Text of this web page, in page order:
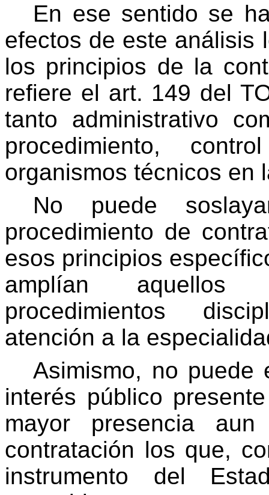
En ese sentido se
efectos de este análisis
los principios de la
refiere el art. 149 del
tanto administrativo
procedimiento,
organismos técnicos en
No puede
procedimiento de
esos principios
amplían aquellos
procedimientos
atención a la
Asimismo, no puede
interés público
mayor presencia
contratación los que,
instrumento del